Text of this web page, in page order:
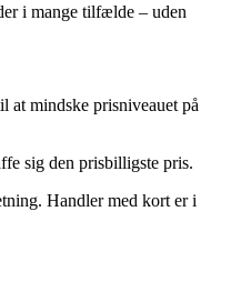
i mange tilfælde – uden
at mindske prisniveauet på
sig den prisbilligste pris.
Handler med kort er i